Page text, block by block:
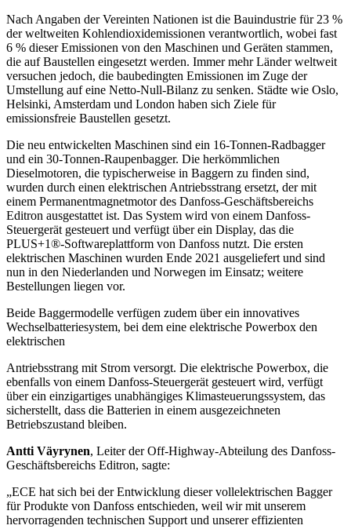
Nach Angaben der Vereinten Nationen ist die Bauindustrie für 23 %
der weltweiten Kohlendioxidemissionen verantwortlich, wobei fast
6 % dieser Emissionen von den Maschinen und Geräten stammen,
die auf Baustellen eingesetzt werden. Immer mehr Länder weltweit
versuchen jedoch, die baubedingten Emissionen im Zuge der
Umstellung auf eine Netto-Null-Bilanz zu senken. Städte wie Oslo,
Helsinki, Amsterdam und London haben sich Ziele für
emissionsfreie Baustellen gesetzt.
Die neu entwickelten Maschinen sind ein 16-Tonnen-Radbagger
und ein 30-Tonnen-Raupenbagger. Die herkömmlichen
Dieselmotoren, die typischerweise in Baggern zu finden sind,
wurden durch einen elektrischen Antriebsstrang ersetzt, der mit
einem Permanentmagnetmotor des Danfoss-Geschäftsbereichs
Editron ausgestattet ist. Das System wird von einem Danfoss-
Steuergerät gesteuert und verfügt über ein Display, das die
PLUS+1®-Softwareplattform von Danfoss nutzt. Die ersten
elektrischen Maschinen wurden Ende 2021 ausgeliefert und sind
nun in den Niederlanden und Norwegen im Einsatz; weitere
Bestellungen liegen vor.
Beide Baggermodelle verfügen zudem über ein innovatives
Wechselbatteriesystem, bei dem eine elektrische Powerbox den
elektrischen
Antriebsstrang mit Strom versorgt. Die elektrische Powerbox, die
ebenfalls von einem Danfoss-Steuergerät gesteuert wird, verfügt
über ein einzigartiges unabhängiges Klimasteuerungssystem, das
sicherstellt, dass die Batterien in einem ausgezeichneten
Betriebszustand bleiben.
Antti Väyrynen, Leiter der Off-Highway-Abteilung des Danfoss-
Geschäftsbereichs Editron, sagte:
„ECE hat sich bei der Entwicklung dieser vollelektrischen Bagger
für Produkte von Danfoss entschieden, weil wir mit unserem
hervorragenden technischen Support und unserer effizienten